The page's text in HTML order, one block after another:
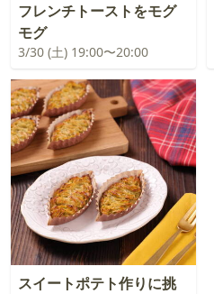
フレンチトーストをモグ
モグ
3/30 (土) 19:00〜20:00
スイートポテト作りに挑